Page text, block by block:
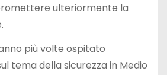
ulteriormente la
più volte ospitato
tema della sicurezza in Medio